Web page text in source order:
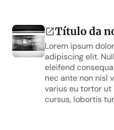
Título da
Lorem ipsum
adipiscing elit.
eleifend
nec ante non nisl
varius eu tortor
cursus, lobortis